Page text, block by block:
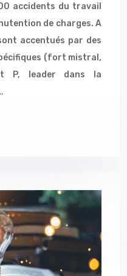
accidents du travail
de charges. A
accentués par des
(fort mistral,
P, leader dans la